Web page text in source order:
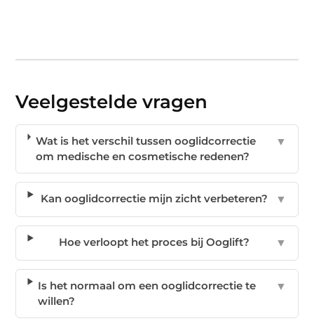
Veelgestelde vragen
Wat is het verschil tussen ooglidcorrectie
om medische en cosmetische redenen?
▼
Kan ooglidcorrectie mijn zicht verbeteren? ▼
Hoe verloopt het proces bij Ooglift? ▼
Is het normaal om een ooglidcorrectie te
willen?
▼